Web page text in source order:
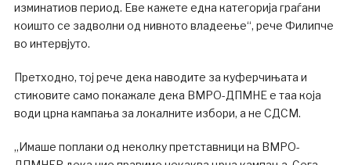
изминатиов период. Еве кажете една категорија граѓани
коишто се задволни од нивното владеење“, рече Филипче
во интервјуто.
Претходно, тој рече дека наводите за куферчињата и
стиковите само покажале дека ВМРО-ДПМНЕ е таа која
води црна кампања за локалните избори, а не СДСМ.
„Имаше поплаки од неколку претставници на ВМРО-